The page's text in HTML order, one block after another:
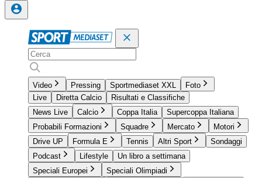
Video Pressing Sportmediaset XXL
Foto
Live
Diretta Calcio
Risultati e Classifiche
News Live
Calcio Coppa Italia
Supercoppa Italiana
Probabili Formazioni
Squadre Mercato
Motori
Drive UP
Formula E Tennis Altri Sport
Sondaggi
Podcast
Lifestyle
Un libro a settimana
Speciali Europei
Speciali Olimpiadi